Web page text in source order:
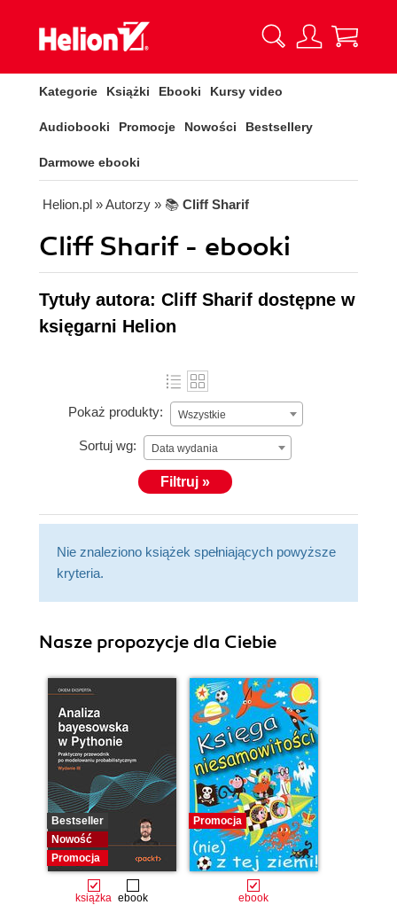
Kategorie Książki Ebooki Kursy video
Audiobooki Promocje Nowości Bestsellery
Darmowe ebooki
Helion.pl » Autorzy » 📚 Cliff Sharif
Cliff Sharif - ebooki
Tytuły autora: Cliff Sharif dostępne w
księgarni Helion
Pokaż produkty: Wszystkie
Sortuj wg: Data wydania
Filtruj »
Nie znaleziono książek spełniających powyższe
kryteria.
Nasze propozycje dla Ciebie
Bestseller
Nowość
Promocja
książka ebook
Promocja
ebook